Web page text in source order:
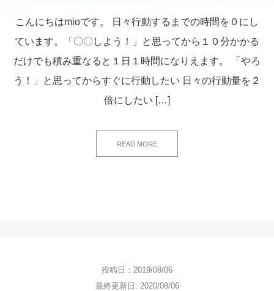
こんにちはmioです。 日々行動するまでの時間を０にし
ています。「〇〇しよう！」と思ってから１０分かかる
だけでも積み重なると１日１時間になりえます。 「やろ
う！」と思ってからすぐに行動したい 日々の行動量を２
倍にしたい […]
READ MORE
投稿日：2019/08/06
最終更新日: 2020/08/06